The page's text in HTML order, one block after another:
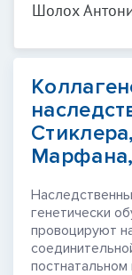
Шолох
генетически
провоцируют